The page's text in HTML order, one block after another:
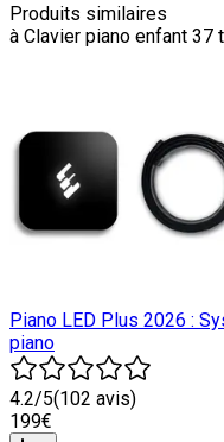
Produits similaires
à Clavier piano enfant
Piano LED Plus 2026 :
piano
4.2/5(102 avis)
199€